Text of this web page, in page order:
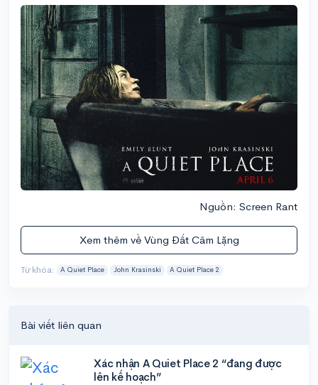
Nguồn: Screen Rant
Xem thêm về Vùng Đất Câm Lặng
Từ khóa: A Quiet Place John Krasinski A Quiet Place 2
Bài viết liên quan
Xác nhận A Quiet Place 2 “đang được
lên kế hoạch”